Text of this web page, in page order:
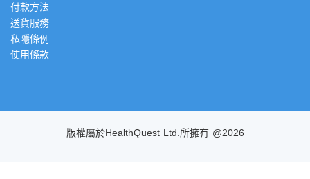
付款方法
送貨服務
私隱條例
使用條款
版權屬於HealthQuest Ltd.所擁有 @2026